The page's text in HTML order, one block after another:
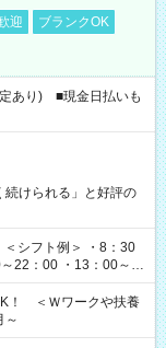
迎
ブランクOK
あり) ■現金日払いも
続けられる」と好評の
22：00 ・13：00～
！ ＜Ｗワークや扶養
～